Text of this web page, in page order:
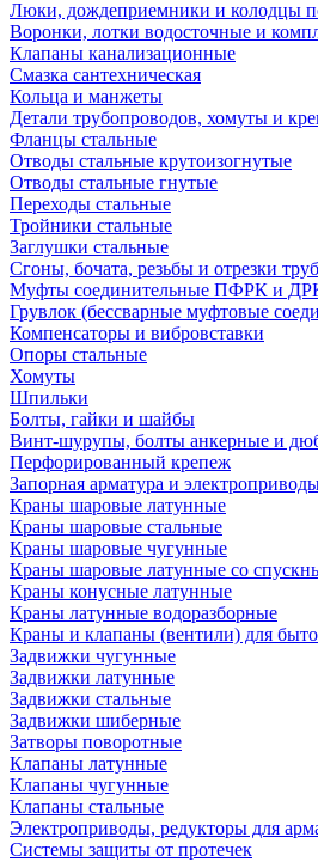
Люки, дождеприемники и колодцы
Воронки, лотки водосточные и
Клапаны канализационные
Смазка сантехническая
Кольца и манжеты
Детали трубопроводов, хомуты и
Фланцы стальные
Отводы стальные крутоизогнутые
Отводы стальные гнутые
Переходы стальные
Тройники стальные
Заглушки стальные
Сгоны, бочата, резьбы и отрезки труб
Муфты соединительные ПФРК и
Грувлок (бессварные муфтовые
Компенсаторы и вибровставки
Опоры стальные
Хомуты
Шпильки
Болты, гайки и шайбы
Винт-шурупы, болты анкерные и
Перфорированный крепеж
Запорная арматура и
Краны шаровые латунные
Краны шаровые стальные
Краны шаровые чугунные
Краны шаровые латунные со
Краны конусные латунные
Краны латунные водоразборные
Краны и клапаны (вентили) для
Задвижки чугунные
Задвижки латунные
Задвижки стальные
Задвижки шиберные
Затворы поворотные
Клапаны латунные
Клапаны чугунные
Клапаны стальные
Электроприводы, редукторы для
Системы защиты от протечек